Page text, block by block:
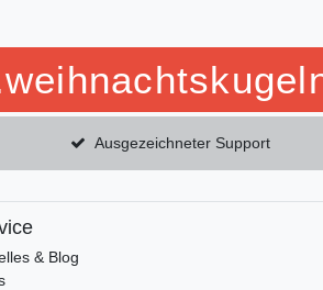
Ausgezeichneter Support
& Blog